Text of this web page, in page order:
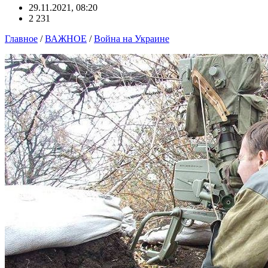
29.11.2021, 08:20
2 231
Главное /ВАЖНОЕ /Война на Украине